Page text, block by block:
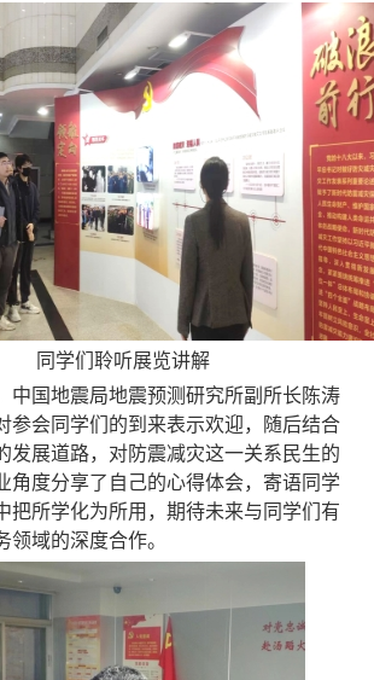
同学们聆听展览讲解
中国地震局地震预测研究所副所长 陈涛
参会同学们的到来表示欢迎，随后结合
发展道路，对防震减灾这一关系民生的
角度分享了自己的心得体会，寄语同学
把所学化为所用，期待未来与同学们有
领域的深度合作。